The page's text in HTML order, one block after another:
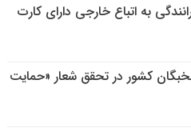
به اتباع خارجی دارای کارت
کشور در تحقق شعار «حمایت